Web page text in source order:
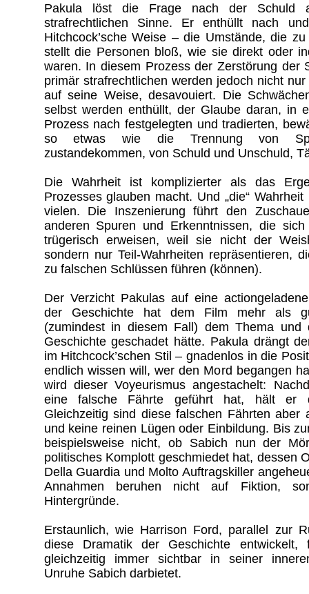
Pakula löst die Frage nach der Schuld
strafrechtlichen Sinne. Er enthüllt nach
Hitchcock’sche Weise – die Umstände, die
stellt die Personen bloß, wie sie direkt oder
waren. In diesem Prozess der Zerstörung der
primär strafrechtlichen werden jedoch nicht
auf seine Weise, desavouiert. Die
selbst werden enthüllt, der Glaube daran, in
Prozess nach festgelegten und tradierten,
so etwas wie die Trennung von
zustandekommen, von Schuld und Unschuld,
Die Wahrheit ist komplizierter als das
Prozesses glauben macht. Und „die“
vielen. Die Inszenierung führt den
anderen Spuren und Erkenntnissen, die
trügerisch erweisen, weil sie nicht der
sondern nur Teil-Wahrheiten repräsentieren,
zu falschen Schlüssen führen (können).
Der Verzicht Pakulas auf eine
der Geschichte hat dem Film mehr als
(zumindest in diesem Fall) dem Thema und
Geschichte geschadet hätte. Pakula drängt
im Hitchcock’schen Stil – gnadenlos in die
endlich wissen will, wer den Mord begangen
wird dieser Voyeurismus angestachelt:
eine falsche Fährte geführt hat, hält er
Gleichzeitig sind diese falschen Fährten aber
und keine reinen Lügen oder Einbildung. Bis
beispielsweise nicht, ob Sabich nun der
politisches Komplott geschmiedet hat, dessen
Della Guardia und Molto Auftragskiller
Annahmen beruhen nicht auf Fiktion,
Hintergründe.
Erstaunlich, wie Harrison Ford, parallel zur
diese Dramatik der Geschichte entwickelt,
gleichzeitig immer sichtbar in seiner
Unruhe Sabich darbietet.